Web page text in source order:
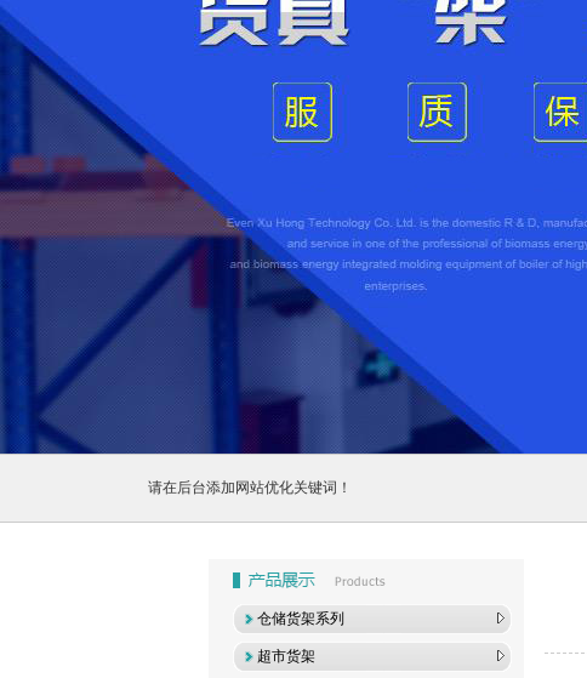
1
请在后台添加网站优化关键词！
仓储货架系列
超市货架